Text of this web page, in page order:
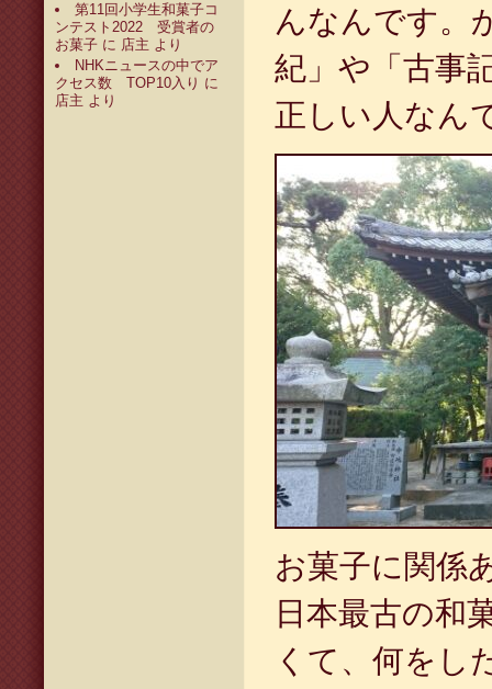
第11回小学生和菓子コ
ンテスト2022 受賞者の
お菓子 に 店主 より
NHKニュースの中でア
クセス数 TOP10入り に
店主 より
んなんです。
紀」や「古事
正しい人なん
お菓子に関係
日本最古の和
くて、何をし